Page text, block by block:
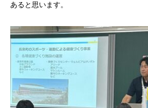
あると思います。